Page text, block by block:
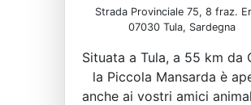
Strada Provinciale 75, 8 fraz.
07030 Tula, Sardegna
Situata a Tula, a 55 km da
la Piccola Mansarda è
anche ai vostri amici